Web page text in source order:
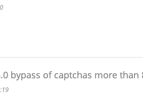
bypass of captchas more than